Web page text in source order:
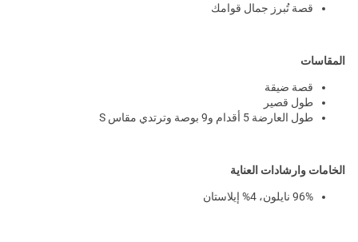
قصة تُبرز جمال قوامك
المقاسات
قصة ضيقة
طول قصير
طول العارضة 5 أقدام و9 بوصة وترتدي مقاس S
الخامات وارشادات العناية
96% نايلون، 4% إيلاستان